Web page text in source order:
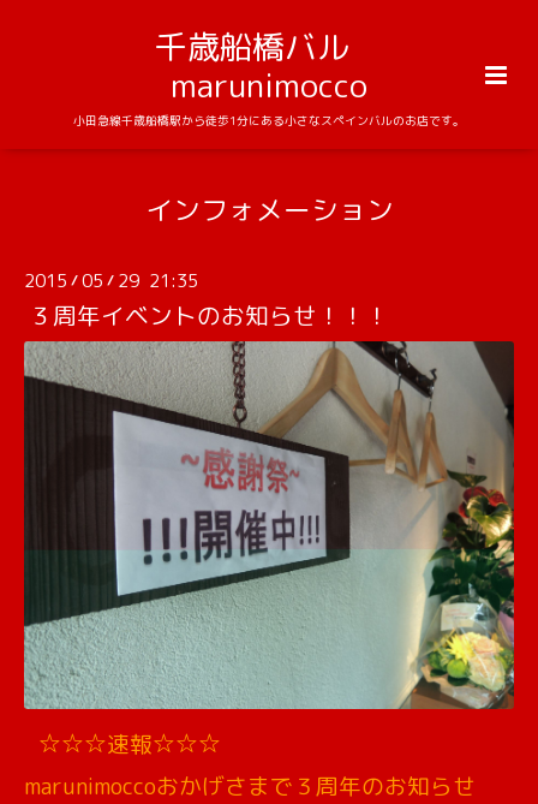
千歳船橋バル
marunimocco
小田急線千歳船橋駅から徒歩1分にある小さなスペインバルのお店です。
インフォメーション
2015 /05 / 29 21:35
３周年イベントのお知らせ！！！
☆☆☆速報☆☆☆
marunimoccoおかげさまで３周年のお知らせ